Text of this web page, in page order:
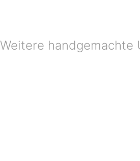
Weitere handgemachte